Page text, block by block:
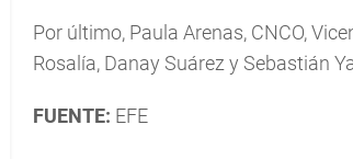
Por último, Paula Arenas, CNCO,
Rosalía, Danay Suárez y Sebastián
FUENTE: EFE